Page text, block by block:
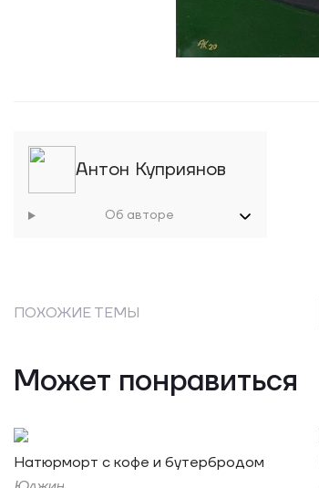
Антон Куприянов
Об авторе
ПОХОЖИЕ ТЕМЫ
Может понравиться
Натюрморт с кофе и бутербродом